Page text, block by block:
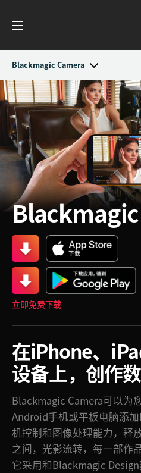
Blackmagic Camera
Blackmagic Camera
作品展示
技术规格
Argentina
Australia
Austria
Brazil
Canada
Denmark
Finland
France
Germany
中国香港
India
Italy
Japan
Korea
立即免费下载
在iPhone、
设备上，创作
Blackmagic Camera可以为
Android手机或平板电脑添
机控制和图像处理能力，释
之间，光影流转，每一部作
它采用和Blackmagic